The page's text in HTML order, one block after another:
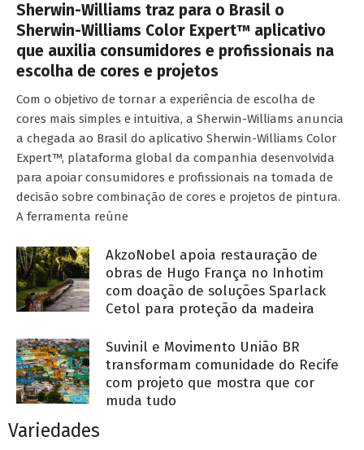
Sherwin-Williams traz para o Brasil o
Sherwin-Williams Color Expert™ aplicativo
que auxilia consumidores e profissionais na
escolha de cores e projetos
Com o objetivo de tornar a experiência de escolha de
cores mais simples e intuitiva, a Sherwin-Williams anuncia
a chegada ao Brasil do aplicativo Sherwin-Williams Color
Expert™, plataforma global da companhia desenvolvida
para apoiar consumidores e profissionais na tomada de
decisão sobre combinação de cores e projetos de pintura.
A ferramenta reúne
AkzoNobel apoia restauração de
obras de Hugo França no Inhotim
com doação de soluções Sparlack
Cetol para proteção da madeira
Suvinil e Movimento União BR
transformam comunidade do Recife
com projeto que mostra que cor
muda tudo
Variedades